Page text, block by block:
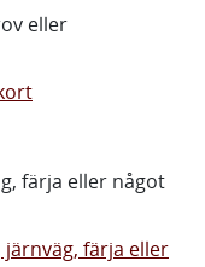
eller
färja eller något
färja eller